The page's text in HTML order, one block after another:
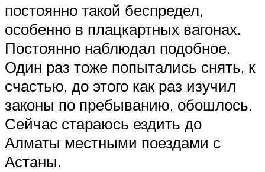
постоянно такой беспредел,
особенно в плацкартных вагонах.
Постоянно наблюдал подобное.
Один раз тоже попытались снять, к
счастью, до этого как раз изучил
законы по пребыванию, обошлось.
Сейчас стараюсь ездить до
Алматы местными поездами с
Астаны.